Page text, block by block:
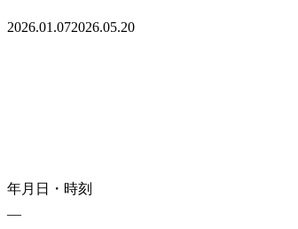
2026.01.072026.05.20
年月日・時刻
—